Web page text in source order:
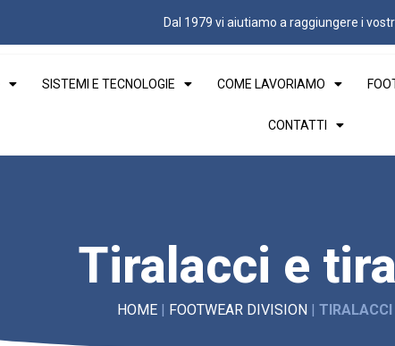
Dal 1979 vi aiutiamo a raggiungere i
SISTEMI E TECNOLOGIE COME LAVORIAMO
CONTATTI
Tiralacci e
HOME| FOOTWEAR DIVISION|